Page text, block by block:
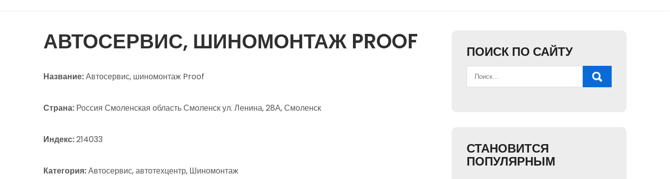
АВТОСЕРВИС, ШИНОМОНТАЖ PROOF
Название:Автосервис, шиномонтаж Proof
Страна: Россия Смоленская область Смоленск ул. Ленина, 28А, Смоленск
Индекс:214033
Категория:Автосервис, автотехцентр, Шиномонтаж
ПОИСК ПО САЙТУ
СТАНОВИТСЯ
ПОПУЛЯРНЫМ